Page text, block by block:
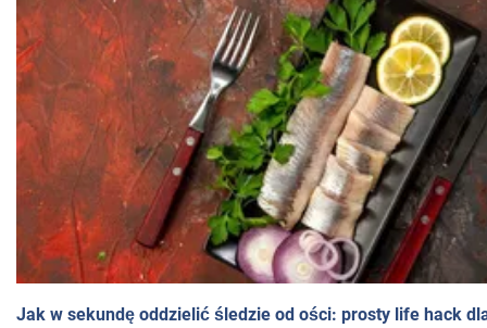
Jak w sekundę oddzielić śledzie od ości: prosty life hack